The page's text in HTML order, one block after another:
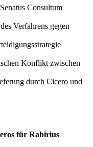
Consultum
Verfahrens gegen
Konflikt zwischen
durch Cicero und
für Rabirius